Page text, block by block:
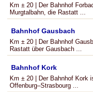
Km ± 20 | Der Bahnhof
Murgtalbahn, die Rastatt ...
Bahnhof Gausbach
Km ± 20 | Der Bahnhof
Rastatt über Gausbach ...
Bahnhof Kork
Km ± 20 | Der Bahnhof Kork
Offenburg–Strasbourg ...